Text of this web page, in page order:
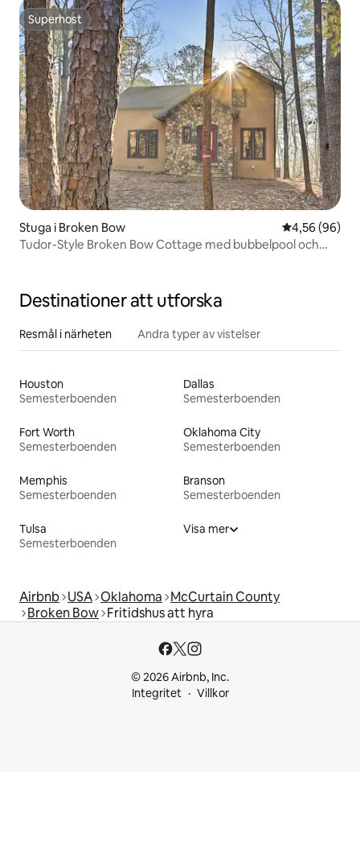
Superhost
Superhost
Stuga i Broken Bow 4,56 av 5 i
4,56 (96)
Tudor-Style Broken Bow Cottage med bubbelpool och
Destinationer att utforska
Resmål i närheten Andra typer av vistelser
Houston
Semesterboenden
Dallas
Semesterboenden
Fort Worth
Semesterboenden
Oklahoma City
Semesterboenden
Memphis
Semesterboenden
Branson
Semesterboenden
Tulsa
Semesterboenden
Visa mer
Airbnb USA Oklahoma McCurtain County
Broken Bow Fritidshus att hyra
© 2026 Airbnb, Inc.
Integritet
Villkor